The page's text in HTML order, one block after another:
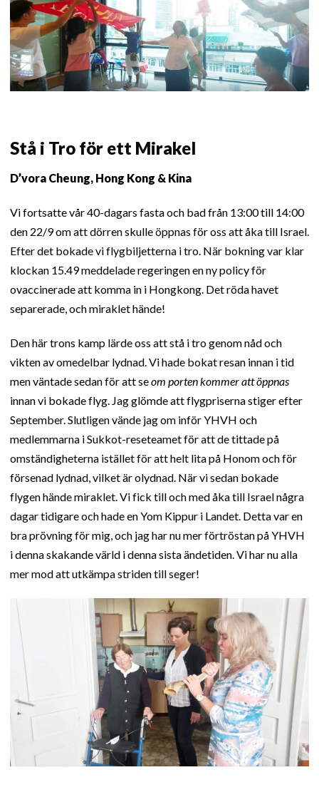
Stå i Tro för ett Mirakel
D’vora Cheung, Hong Kong & Kina
Vi fortsatte vår 40-dagars fasta och bad från 13:00 till 14:00
den 22/9 om att dörren skulle öppnas för oss att åka till Israel.
Efter det bokade vi flygbiljetterna i tro. När bokning var klar
klockan 15.49 meddelade regeringen en ny policy för
ovaccinerade att komma in i Hongkong. Det röda havet
separerade, och miraklet hände!
Den här trons kamp lärde oss att stå i tro genom nåd och
vikten av omedelbar lydnad. Vi hade bokat resan innan i tid
men väntade sedan för att seom porten kommer att öppnas
innan vi bokade flyg. Jag glömde att flygpriserna stiger efter
September. Slutligen vände jag om inför YHVH och
medlemmarna i Sukkot-reseteamet för att de tittade på
omständigheterna istället för att helt lita på Honom och för
försenad lydnad, vilket är olydnad. När vi sedan bokade
flygen hände miraklet. Vi fick till och med åka till Israel några
dagar tidigare och hade en Yom Kippur i Landet. Detta var en
bra prövning för mig, och jag har nu mer förtröstan på YHVH
i denna skakande värld i denna sista ändetiden. Vi har nu alla
mer mod att utkämpa striden till seger!